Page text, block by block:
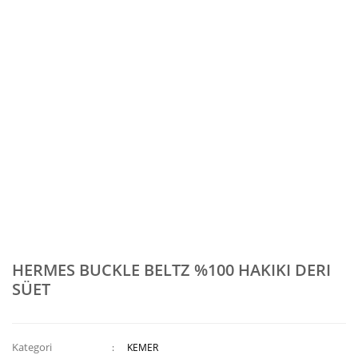
HERMES BUCKLE BELTZ %100 HAKIKI DERI
SÜET
Kategori KEMER